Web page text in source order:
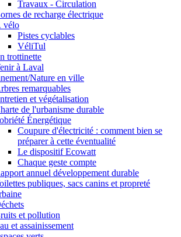
Travaux - Circulation
de recharge électrique
vélo
Pistes cyclables
VéliTul
trottinette
à Laval
Nature en ville
remarquables
et végétalisation
de l'urbanisme durable
Énergétique
Coupure d'électricité : comment bien se
préparer à cette éventualité
Le dispositif Ecowatt
Chaque geste compte
annuel développement durable
publiques, sacs canins et propreté
et pollution
et assainissement